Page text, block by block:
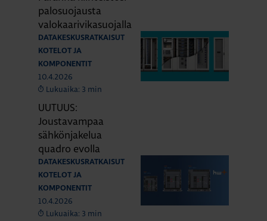
palosuojausta
valokaarivikasuojalla
DATAKESKUSRATKAISUT
KOTELOT JA
KOMPONENTIT
10.4.2026
Lukuaika: 3 min
UUTUUS:
Joustavampaa
sähkönjakelua
quadro evolla
DATAKESKUSRATKAISUT
KOTELOT JA
KOMPONENTIT
10.4.2026
Lukuaika: 3 min